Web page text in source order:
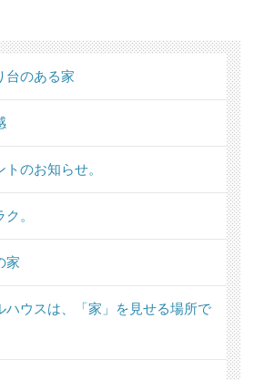
台のある家
トのお知らせ。
。
家
ハウスは、「家」を見せる場所で